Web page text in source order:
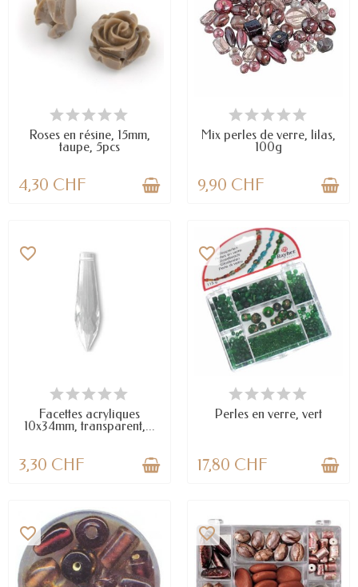
EN STOCK
Roses en résine, 15mm,
taupe, 5pcs
4,30 CHF
DERNIERS ARTICLES EN STOCK
Mix perles de verre, lilas,
100g
9,90 CHF
EN STOCK
favorite_border
Facettes acryliques
10x34mm, transparent,...
3,30 CHF
EN STOCK
favorite_border
Perles en verre, vert
17,80 CHF
favorite_border favorite_border